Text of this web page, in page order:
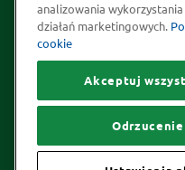
Kakao odpowiedzialnie
pozyskiwane
Prawa autorskie
Informacje na temat
analizowania
działań marketingowych.
cookie
Akceptuj